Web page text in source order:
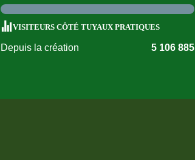
VISITEURS CÔTÉ TUYAUX PRATIQUES
Depuis la création 5 106 885